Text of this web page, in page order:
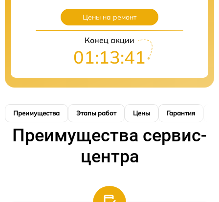
Цены на ремонт
Конец акции
01:13:40
Преимущества Этапы работ Цены Гарантия
Преимущества сервис-
центра